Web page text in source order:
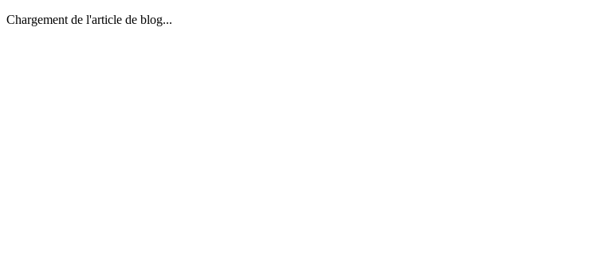
Chargement de l'article de blog...